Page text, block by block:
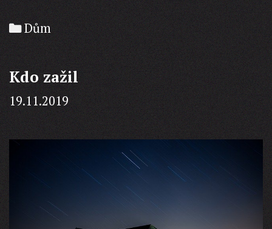
a
podnikatelů
Categories
Dům
Kdo zažil
19.11.2019